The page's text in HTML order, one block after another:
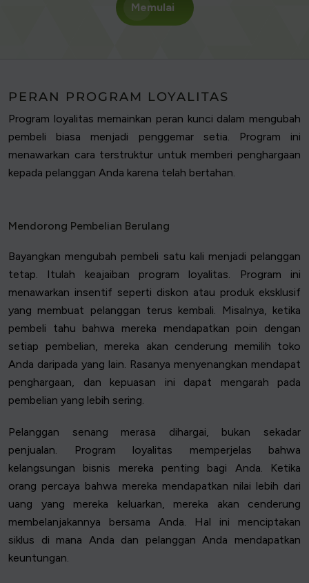
Memulai
PERAN PROGRAM LOYALITAS
Program loyalitas memainkan peran kunci dalam mengubah
pembeli biasa menjadi penggemar setia. Program ini
menawarkan cara terstruktur untuk memberi penghargaan
kepada pelanggan Anda karena telah bertahan.
Mendorong Pembelian Berulang
Bayangkan mengubah pembeli satu kali menjadi pelanggan
tetap. Itulah keajaiban program loyalitas. Program ini
menawarkan insentif seperti diskon atau produk eksklusif
yang membuat pelanggan terus kembali. Misalnya, ketika
pembeli tahu bahwa mereka mendapatkan poin dengan
setiap pembelian, mereka akan cenderung memilih toko
Anda daripada yang lain. Rasanya menyenangkan mendapat
penghargaan, dan kepuasan ini dapat mengarah pada
pembelian yang lebih sering.
Pelanggan senang merasa dihargai, bukan sekadar
penjualan. Program loyalitas memperjelas bahwa
kelangsungan bisnis mereka penting bagi Anda. Ketika
orang percaya bahwa mereka mendapatkan nilai lebih dari
uang yang mereka keluarkan, mereka akan cenderung
membelanjakannya bersama Anda. Hal ini menciptakan
siklus di mana Anda dan pelanggan Anda mendapatkan
keuntungan.